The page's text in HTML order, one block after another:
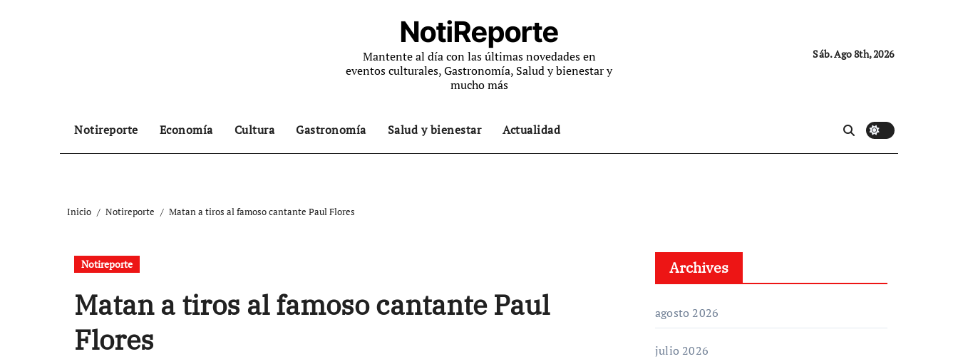
NotiReporte
Mantente al día con las últimas novedades en
eventos culturales, Gastronomía, Salud y bienestar y
mucho más
Sáb. Ago 8th, 2026
Notireporte Economía Cultura Gastronomía Salud y bienestar Actualidad
Inicio Notireporte Matan a tiros al famoso cantante Paul Flores
Notireporte
Matan a tiros al famoso cantante Paul
Flores
Archives
agosto 2026
julio 2026